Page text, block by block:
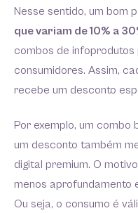
Nesse sentido, um bom
que variam de 10% a
combos de
consumidores. Assim,
recebe um desconto
Por exemplo, um combo
um desconto também
digital premium. O
menos aprofundamento
Ou seja, o consumo é